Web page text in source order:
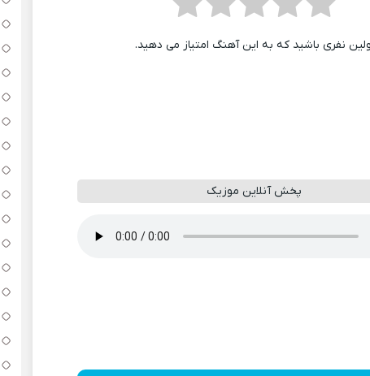
نفری باشید که به این آهنگ امتیاز می دهید.
پخش آنلاین موزیک